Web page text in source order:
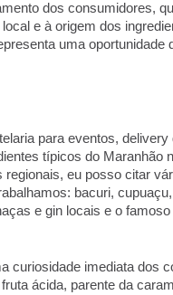
dos consumidores,
e à origem dos
uma oportunidade
para eventos, delivery
típicos do Maranhão
regionais, eu posso citar
bacuri,
e gin locais e o famoso
curiosidade imediata dos
ácida, parente da